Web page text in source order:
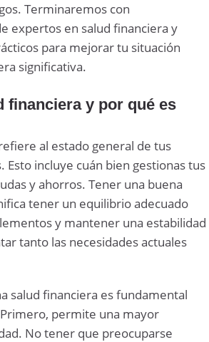
Terminaremos con
expertos en salud financiera y
para mejorar tu situación
significativa.
financiera y por qué es
al estado general de tus
Esto incluye cuán bien gestionas tus
y ahorros. Tener una buena
tener un equilibrio adecuado
y mantener una estabilidad
tanto las necesidades actuales
salud financiera es fundamental
permite una mayor
No tener que preocuparse